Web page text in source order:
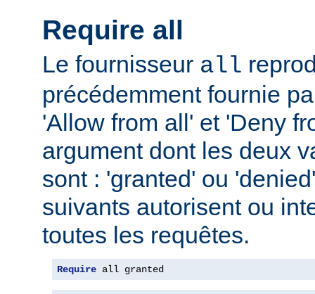
Require all
Le fournisseur all
précédemment fournie
'Allow from all' et 'Deny
argument dont les deux
sont : 'granted' ou
suivants autorisent ou
toutes les requêtes.
Require all granted